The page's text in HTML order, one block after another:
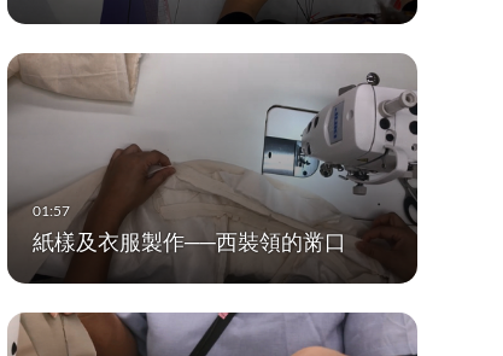
紙樣及衣服製作──西裝領的黹口